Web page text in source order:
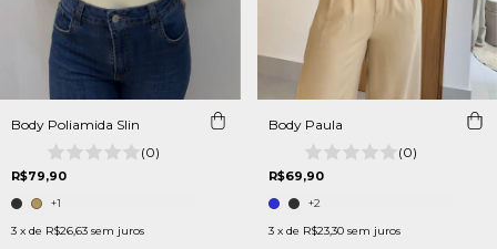
Body Poliamida Slin
(0)
R$79,90
+1
3 x de R$26,63 sem juros
Body Paula
(0)
R$69,90
+2
3 x de R$23,30 sem juros